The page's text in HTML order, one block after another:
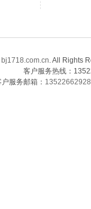
bj1718.com.cn. All Rights
客户服务热线：
户服务邮箱：